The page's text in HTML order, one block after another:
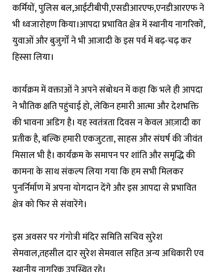
कर्मियों, पुलिस बल,आईटीबीपी,एसडीआरएफ,एनडीआरएफ ने
भी ध्वजारोहण किया।आपदा प्रभावित क्षेत्र में स्थानीय नागरिकों,
युवाओं और बुजुर्गों ने भी आजादी के इस पर्व में बढ़-चढ़ कर
हिस्सा लिया।
कार्यक्रम में वक्ताओं ने अपने संबोधन में कहा कि भले ही आपदा
ने भौतिक क्षति पहुंचाई हो, लेकिन हमारी आत्मा और देशभक्ति
की भावना अडिग है। यह स्वतंत्रता दिवस न केवल आज़ादी का
प्रतीक है, बल्कि हमारी एकजुटता, साहस और संघर्ष की जीवंत
मिसाल भी है। कार्यक्रम के समापन पर शांति और समृद्धि की
कामना के साथ संकल्प लिया गया कि हम सभी मिलकर
पुनर्निर्माण में अपना योगदान देंगे और इस आपदा से प्रभावित
क्षेत्र को फिर से संवारेंगे।
इस अवसर पर गंगोत्री मंदिर समिति सचिव सुरेश
सेमवाल,तहसील दार सुरेश सेमवाल सहित अन्य अधिकारी एव